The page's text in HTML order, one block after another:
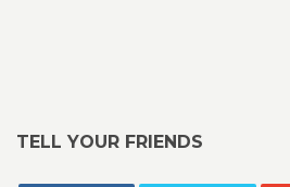
TELL YOUR FRIENDS